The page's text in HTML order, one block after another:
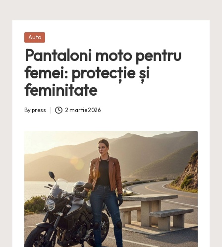
Posted
Auto
Pantaloni moto pentru
femei: protecție și
feminitate
Posted
Bypress 2 martie 2026